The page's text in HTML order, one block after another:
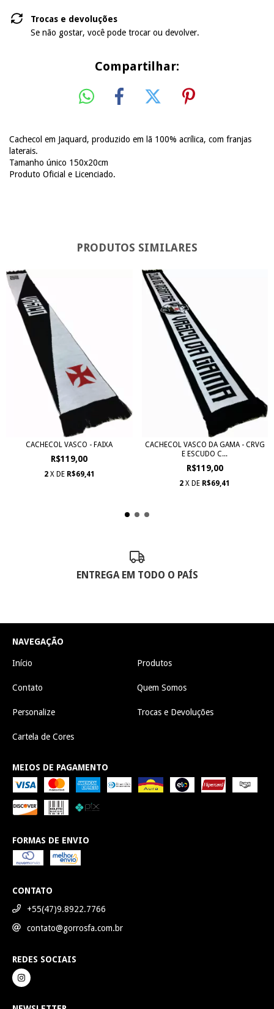
Trocas e devoluções
Se não gostar, você pode trocar ou devolver.
Compartilhar:
Cachecol em Jaquard, produzido em lã 100% acrílica, com franjas
laterais.
Tamanho único 150x20cm
Produto Oficial e Licenciado.
PRODUTOS SIMILARES
CACHECOL VASCO - FAIXA
R$119,00
2 X DE R$69,41
CACHECOL VASCO DA GAMA - CRVG
E ESCUDO C...
R$119,00
2 X DE R$69,41
ENTREGA EM TODO O PAÍS
NAVEGAÇÃO
Início Produtos
Contato Quem Somos
Personalize Trocas e Devoluções
Cartela de Cores
MEIOS DE PAGAMENTO
FORMAS DE ENVIO
CONTATO
+55(47)9.8922.7766
contato@gorrosfa.com.br
REDES SOCIAIS